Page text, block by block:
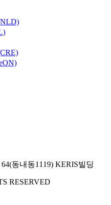
동내동1119) KERIS빌딩
RESERVED